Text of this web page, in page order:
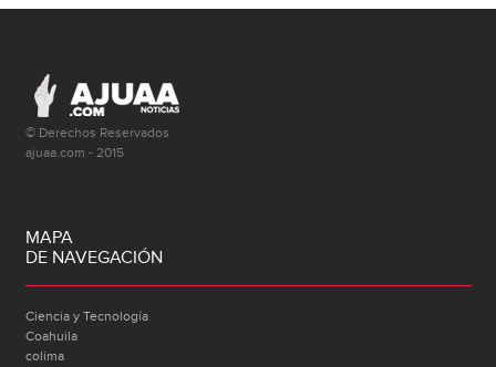
© Derechos Reservados
ajuaa.com - 2015
MAPA
DE NAVEGACIÓN
Ciencia y Tecnología
Coahuila
colima